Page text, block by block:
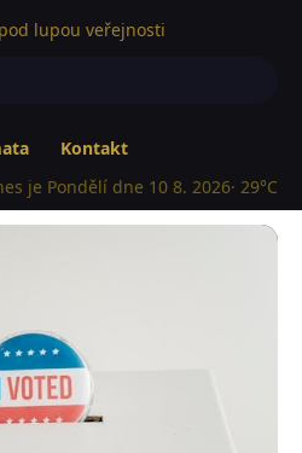
lupou veřejnosti
Kontakt
je Pondělí dne 10 8. 2026· 29°C